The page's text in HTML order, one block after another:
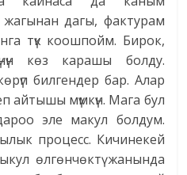
дагы, фактурам
түк коошпойм. Бирок,
көз карашы болду.
билгендер бар. Алар
айтышы мүмкүн. Мага бул
эле макул болдум.
процесс. Кичинекей
өлгөнчөктү жанында